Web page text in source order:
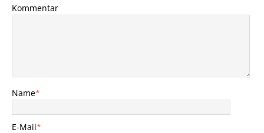
Kommentar
Name*
E-Mail*